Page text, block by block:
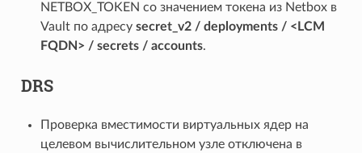
NETBOX_TOKEN со значением токена из Netbox в
Vault по адресу secret_v2 / deployments / <LCM
FQDN> / secrets / accounts.
DRS
Проверка вместимости виртуальных ядер на
целевом вычислительном узле отключена в